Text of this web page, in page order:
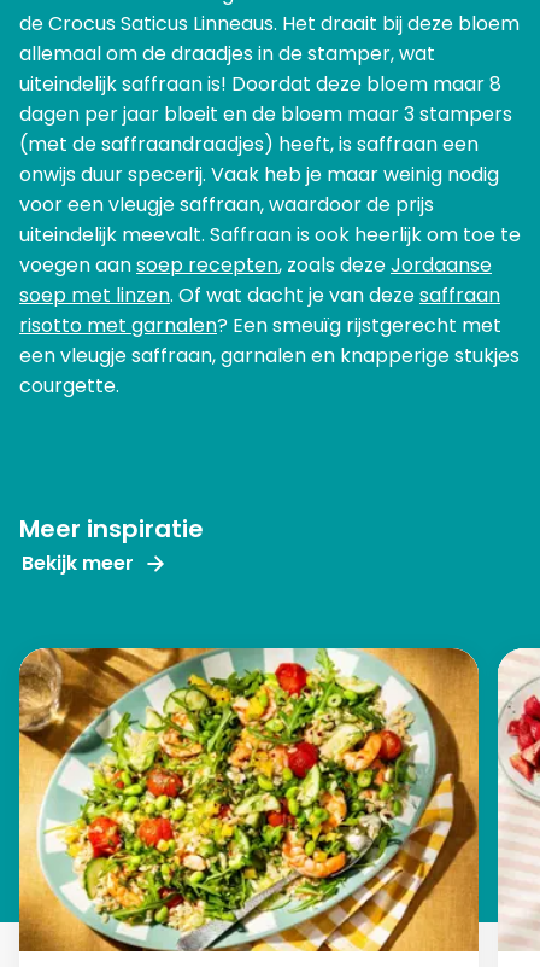
de Crocus Saticus Linneaus. Het draait bij deze bloem
allemaal om de draadjes in de stamper, wat
uiteindelijk saffraan is! Doordat deze bloem maar 8
dagen per jaar bloeit en de bloem maar 3 stampers
(met de saffraandraadjes) heeft, is saffraan een
onwijs duur specerij. Vaak heb je maar weinig nodig
voor een vleugje saffraan, waardoor de prijs
uiteindelijk meevalt. Saffraan is ook heerlijk om toe te
voegen aansoep recepten, zoals dezeJordaanse
soep met linzen. Of wat dacht je van dezesaffraan
risotto met garnalen? Een smeuïg rijstgerecht met
een vleugje saffraan, garnalen en knapperige stukjes
courgette.
Meer inspiratie
Bekijk meer